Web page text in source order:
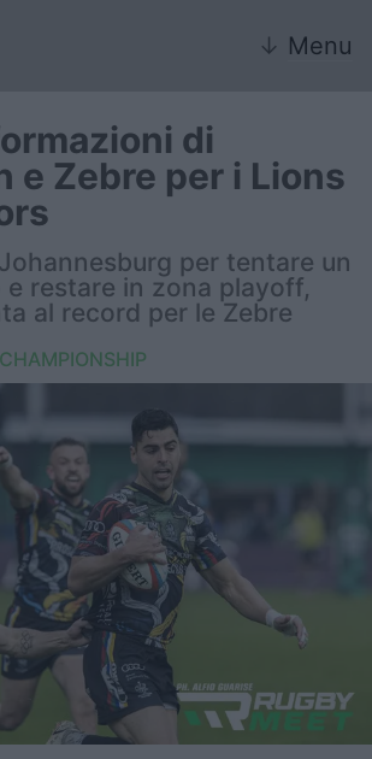
↓ Menu
Championship
di
e Zebre per i Lions
per tentare un
restare in zona playoff,
al record per le Zebre